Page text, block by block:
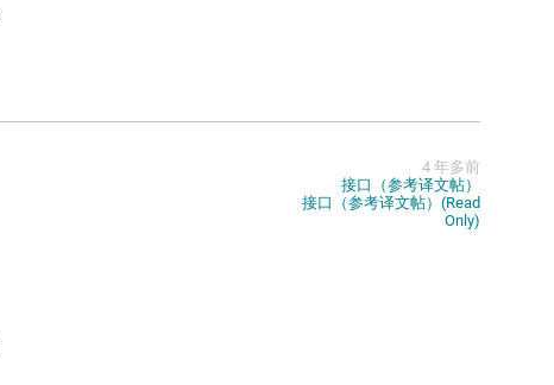
4 年多前
接口（参考译文帖）
接口（参考译文帖）(Read
Only)